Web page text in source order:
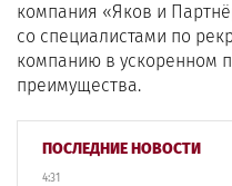
ПОСЛЕДНИЕ НОВОСТИ
4:31
компания «Яков и
со специалистами по
компанию в ускоренном
преимущества.